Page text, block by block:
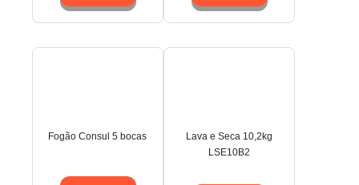
Fogão Consul 5 bocas
Lava e Seca 10,2kg
LSE10B2